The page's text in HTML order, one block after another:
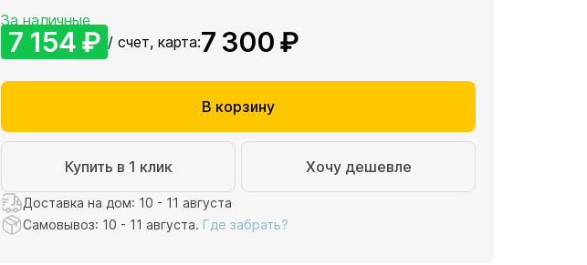
За наличные
7 154 ₽ / счет, карта:7 300 ₽
В корзину
Купить в 1 клик Хочу дешевле
Доставка на дом: 10 - 11 августа
Самовывоз: 10 - 11 августа. Где забрать?